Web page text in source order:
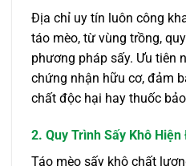
Địa chỉ uy tín luôn công
táo mèo, từ vùng trồng,
phương pháp sấy. Ưu tiên
chứng nhận hữu cơ, đảm
chất độc hại hay thuốc
2. Quy Trình Sấy Khô
Táo mèo sấy khô chất